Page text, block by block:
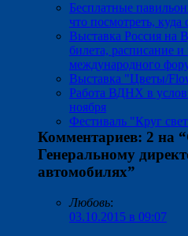
Бесплатные
что посмотреть, куда
Выставка Россия на
билета, расписание
международного
Выставка "Цветы/
Работа ВДНХ в
ноября
Фестиваль "Круг
Комментариев: 2 на “
Генеральному
автомобилях”
Любовь:
03.10.2015 в 09:07